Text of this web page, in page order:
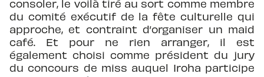
consoler, le voilà tiré au sort comme membre
du comité exécutif de la fête culturelle qui
approche, et contraint d’organiser un maid
café. Et pour ne rien arranger, il est
également choisi comme président du jury
du concours de miss auquel Iroha participe